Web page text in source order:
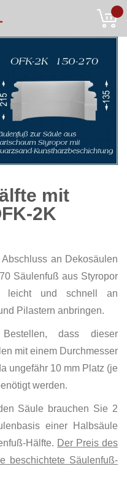
mit
2K
an Dekosäulen
Säulenfuß aus Styropor
leicht und schnell an
Pilastern anbringen.
dass dieser
mit einem Durchmesser
ungefähr 10 mm Platz (je
werden.
Säule brauchen Sie 2
einer Halbsäule
Hälfte. Der Preis des
beschichtete Säulenfuß-